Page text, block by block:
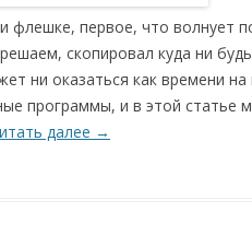
первое, что волнует
скопировал куда ни
ни оказаться как времени на
программы, и в этой статье
далее →